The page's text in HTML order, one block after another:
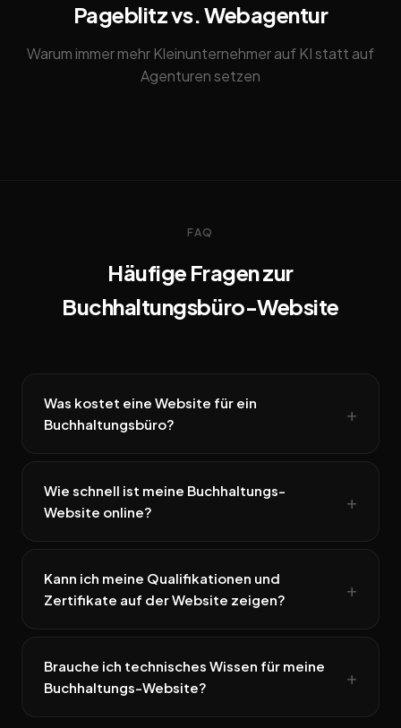
Pageblitz vs. Webagentur
Warum immer mehr Kleinunternehmer auf KI statt auf
Agenturen setzen
FAQ
Häufige Fragen zur
Buchhaltungsbüro-Website
Was kostet eine Website für ein
Buchhaltungsbüro?
Wie schnell ist meine Buchhaltungs-
Website online?
Kann ich meine Qualifikationen und
Zertifikate auf der Website zeigen?
Brauche ich technisches Wissen für meine
Buchhaltungs-Website?